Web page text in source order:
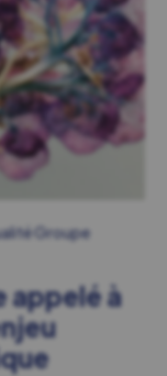
Groupe
appelé à